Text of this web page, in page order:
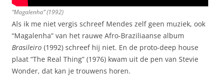
“Magalenha” (1992)
Als ik me niet vergis schreef Mendes zelf geen muziek, ook
“Magalenha” van het rauwe Afro-Braziliaanse album
Brasileiro (1992) schreef hij niet. En de proto-deep house
plaat “The Real Thing” (1976) kwam uit de pen van Stevie
Wonder, dat kan je trouwens horen.